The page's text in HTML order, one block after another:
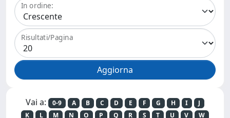
In ordine:
Risultati/Pagina
Vai a: 0-9 A B C D E F G H I
J
K
L M N O P Q R S T U V
W